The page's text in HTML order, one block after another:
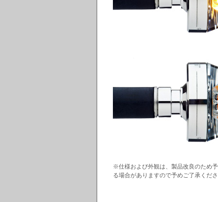
※仕様および外観は、製品改良のため
る場合がありますので予めご了承くだ